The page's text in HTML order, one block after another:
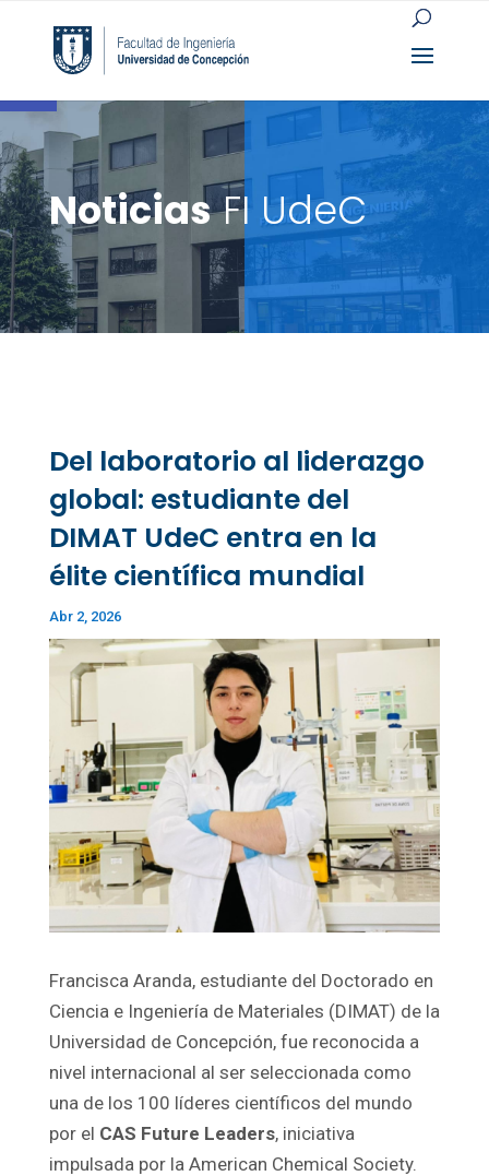
Open toolbar
NoticiasFI UdeC
Del laboratorio al liderazgo
global: estudiante del
DIMAT UdeC entra en la
élite científica mundial
Abr 2, 2026
Francisca Aranda, estudiante del Doctorado en
Ciencia e Ingeniería de Materiales (DIMAT) de la
Universidad de Concepción, fue reconocida a
nivel internacional al ser seleccionada como
una de los 100 líderes científicos del mundo
por el CAS Future Leaders, iniciativa
impulsada por la American Chemical Society.